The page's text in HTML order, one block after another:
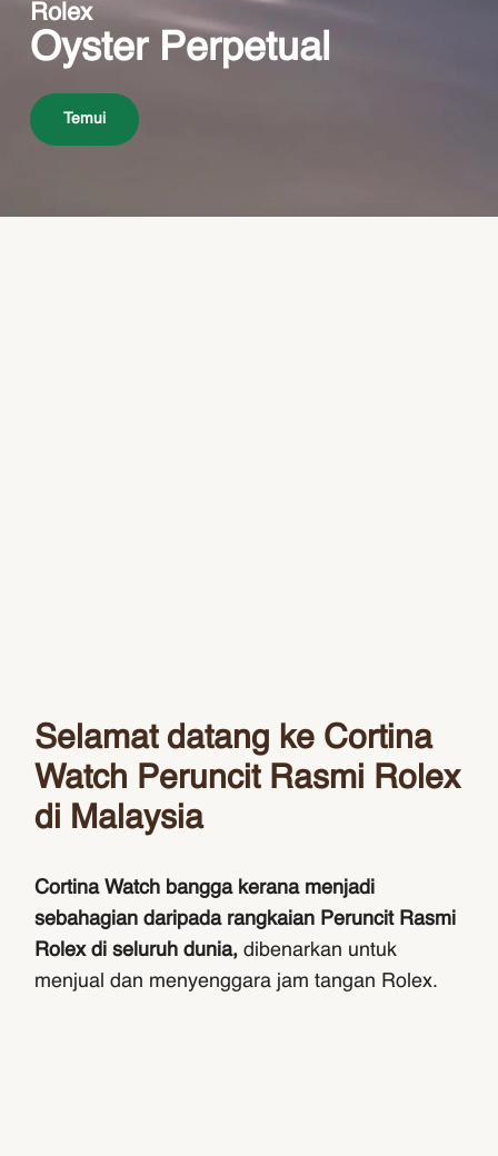
Rolex
Oyster Perpetual
Temui
Selamat datang ke Cortina
Watch Peruncit Rasmi Rolex
di Malaysia
Cortina Watch bangga kerana menjadi
sebahagian daripada rangkaian Peruncit Rasmi
Rolex di seluruh dunia, dibenarkan untuk
menjual dan menyenggara jam tangan Rolex.